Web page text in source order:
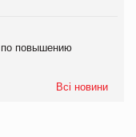
повышению
Всі новини